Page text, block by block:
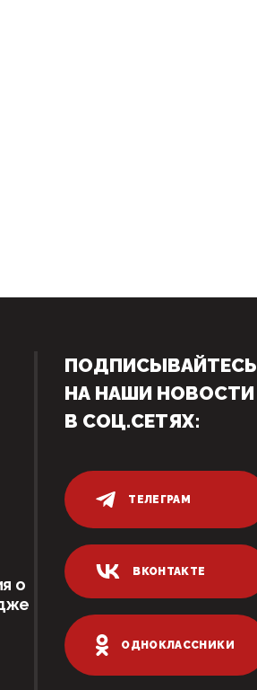
о
ПОДПИСЫВАЙТЕСЬ
НА НАШИ НОВОСТИ
В СОЦ.СЕТЯХ:
ТЕЛЕГРАМ
ВКОНТАКТЕ
ОДНОКЛАССНИКИ